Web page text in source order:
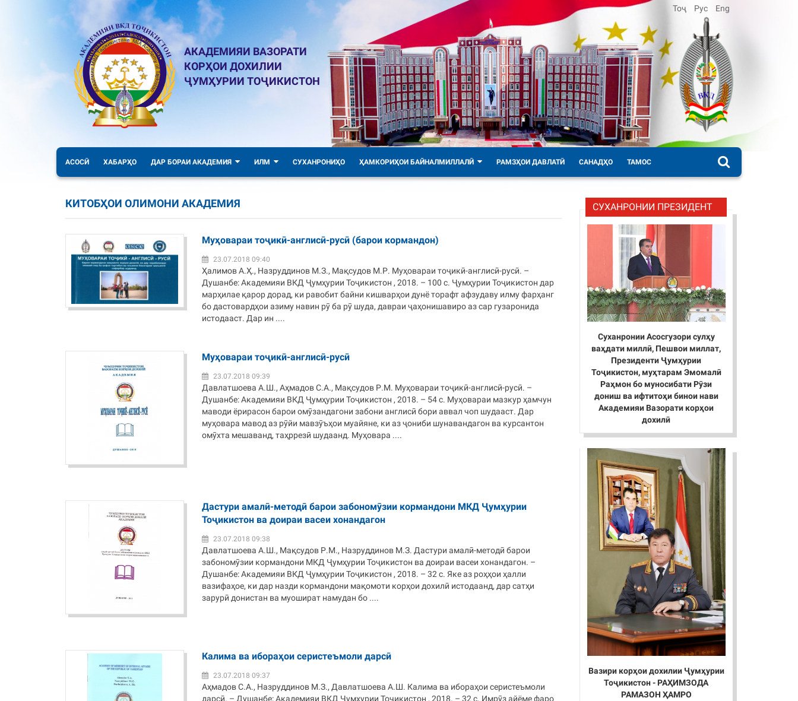
АКАДЕМИЯИ ВАЗОРАТИ
КОРҲОИ ДОХИЛИИ
ҶУМҲУРИИ ТОҶИКИСТОН
Тоҷ Рус Eng
АСОСӢ ХАБАРҲО ДАР БОРАИ АКАДЕМИЯ ИЛМ СУХАНРОНИҲО ҲАМКОРИҲОИ БАЙНАЛМИЛЛАЛӢ РАМЗҲОИ ДАВЛАТӢ САНАДҲО ТАМОС
КИТОБҲОИ ОЛИМОНИ АКАДЕМИЯ
Муҳовараи тоҷикӣ-англисӣ-русӣ (барои кормандон)
23.07.2018 09:40
Ҳалимов А.Ҳ., Назруддинов М.З., Мақсудов М.Р. Муҳовараи тоҷикӣ-англисӣ-русӣ. –
Душанбе: Академияи ВКД Ҷумҳурии Тоҷикистон , 2018. – 100 с. Ҷумҳурии Тоҷикистон дар
марҳилае қарор дорад, ки равобит байни кишварҳои дунё торафт афзудаву илму фарҳанг
бо дастовардҳои азиму навин рӯ ба рӯ шуда, давраи ҷаҳонишавиро аз сар гузаронида
истодааст. Дар ин ....
Муҳовараи тоҷикӣ-англисӣ-русӣ
23.07.2018 09:39
Давлатшоева А.Ш., Аҳмадов С.А., Мақсудов Р.М. Муҳовараи тоҷикӣ-англисӣ-русӣ. –
Душанбе: Академияи ВКД Ҷумҳурии Тоҷикистон , 2018. – 54 с. Муҳовараи мазкур ҳамчун
маводи ёрирасон барои омӯзандагони забони англисӣ бори аввал чоп шудааст. Дар
муҳовара мавод аз рӯйи мавзӯъҳои муайяне, ки аз ҷониби шунавандагон ва курсантон
омӯхта мешаванд, таҳррезӣ шудаанд. Муҳовара ....
Дастури амалӣ-методӣ барои забономӯзии кормандони МКД Ҷумҳурии
Тоҷикистон ва доираи васеи хонандагон
23.07.2018 09:38
Давлатшоева А.Ш., Мақсудов Р.М., Назруддинов М.З. Дастури амалӣ-методӣ барои
забономӯзии кормандони МКД Ҷумҳурии Тоҷикистон ва доираи васеи хонандагон. –
Душанбе: Академияи ВКД Ҷумҳурии Тоҷикистон , 2018. – 32 с. Яке аз роҳҳои ҳалли
вазифаҳое, ки дар назди кормандони мақомоти корҳои дохилӣ истодаанд, дар сатҳи
зарурӣ донистан ва муошират намудан бо ....
Калима ва ибораҳои серистеъмоли дарсӣ
23.07.2018 09:37
Аҳмадов С.А., Назруддинов М.З., Давлатшоева А.Ш. Калима ва ибораҳои серистеъмоли
дарсӣ. – Душанбе: Академияи ВКД Ҷумҳурии Тоҷикистон , 2018. – 32 с. Имрӯз айёме фаро
СУХАНРОНИИ ПРЕЗИДЕНТ
Суханронии Асосгузори сулҳу
ваҳдати миллӣ, Пешвои миллат,
Президенти Ҷумҳурии
Тоҷикистон, муҳтарам Эмомалӣ
Раҳмон бо муносибати Рӯзи
дониш ва ифтитоҳи бинои нави
Академияи Вазорати корҳои
дохилӣ
Вазири корҳои дохилии Ҷумҳурии
Тоҷикистон - РАҲИМЗОДА
РАМАЗОН ҲАМРО